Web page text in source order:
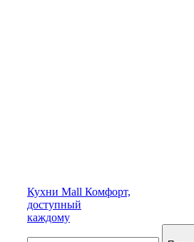
Кухни Mall Комфорт,
доступный
каждому